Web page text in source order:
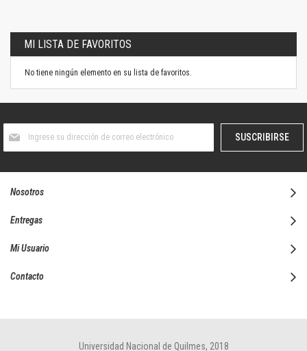
MI LISTA DE FAVORITOS
No tiene ningún elemento en su lista de favoritos.
boletín
SUSCRIBIRSE
Nosotros
Entregas
Mi Usuario
Contacto
Universidad Nacional de Quilmes, 2018